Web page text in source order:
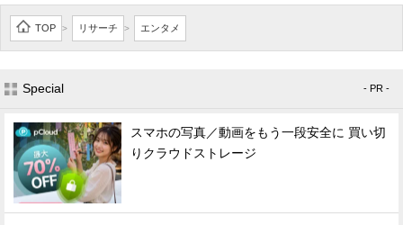
TOP > リサーチ > エンタメ
Special - PR -
スマホの写真／動画をもう一段安全に 買い切
りクラウドストレージ